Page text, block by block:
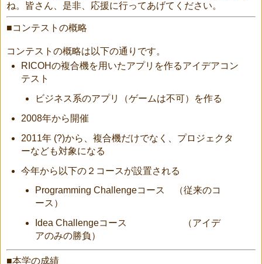
ね。皆さん、是非、応援に行ってあげてください。
■コンテストの概略
コンテストの概略は以下の通りです。
RICOHの複合機を用いたアプリを作るアイデアコン
テスト
ビジネス系のアプリ（ゲームは不可）を作る
2008年から開催
2011年 (?)から、複合機だけでなく、プロジェクタ
ーなども対象になる
今年から以下の２コースが設置される
Programming Challengeコース （従来のコ
ース）
Idea Challengeコース （アイデ
アのみの勝負）
■本学の成績